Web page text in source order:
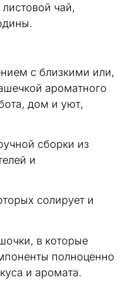
чай,
с близкими или,
ароматного
дом и уют,
сборки из
и
солирует и
в которые
полноценно
и аромата.